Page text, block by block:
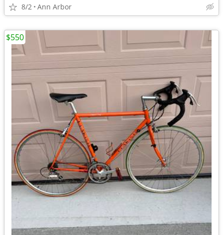
8/2 Ann Arbor
$550